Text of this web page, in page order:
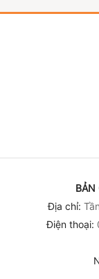
của Đảng -
BẢN
Địa chỉ:
Điện thoại: